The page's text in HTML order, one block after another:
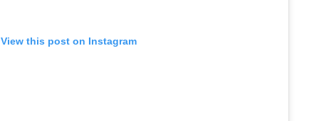
View this post on Instagram